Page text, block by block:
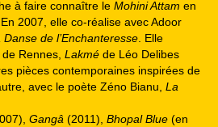
à faire connaître le Mohini Attam en
2007, elle co-réalise avec Adoor
Danse de l’Enchanteresse. Elle
Rennes, Lakmé de Léo Delibes
pièces contemporaines inspirées de
avec le poète Zéno Bianu, La
Gangâ (2011), Bhopal Blue (en